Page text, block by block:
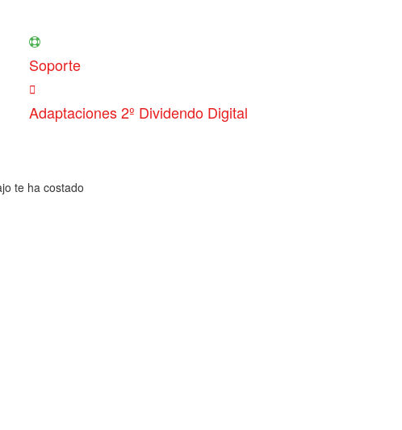
Soporte
Adaptaciones 2º Dividendo Digital
te ha costado